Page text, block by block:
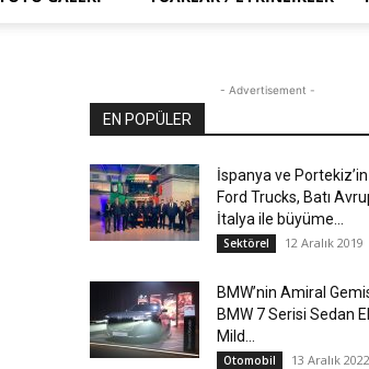
- Advertisement -
EN POPÜLER
İspanya ve
Ford Trucks, Batı
İtalya ile büyüme...
Sektörel 12 Aralık 2019
BMW’nin Amiral
BMW 7 Serisi Sedan
Mild...
Otomobil 13 Aralık 2022